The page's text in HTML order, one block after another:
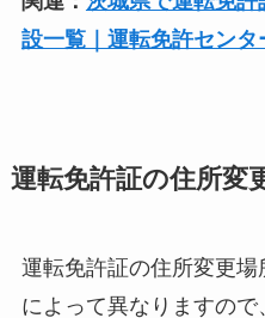
設一覧｜運転免許センタ
運転免許証の住所変
運転免許証の住所変更
によって異なりますの